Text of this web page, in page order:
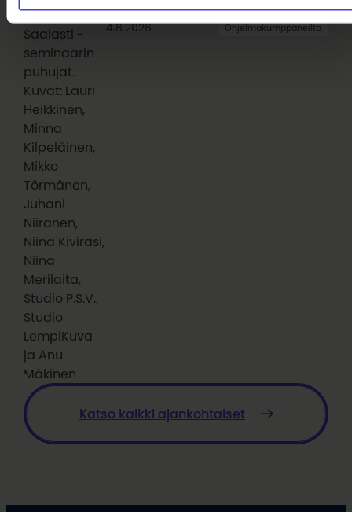
Kerttu
Saalasti -
seminaarin
puhujat.
Kuvat: Lauri
Heikkinen,
Minna
Kilpeläinen,
Mikko
Törmänen,
Juhani
Niiranen,
Niina Kivirasi,
Niina
Merilaita,
Studio P.S.V.,
Studio
LempiKuva
ja Anu
Mäkinen
huippuasiantuntijat Oulaisiin
4.8.2026 Ohjelmakumppaneilta
Katso kaikki ajankohtaiset